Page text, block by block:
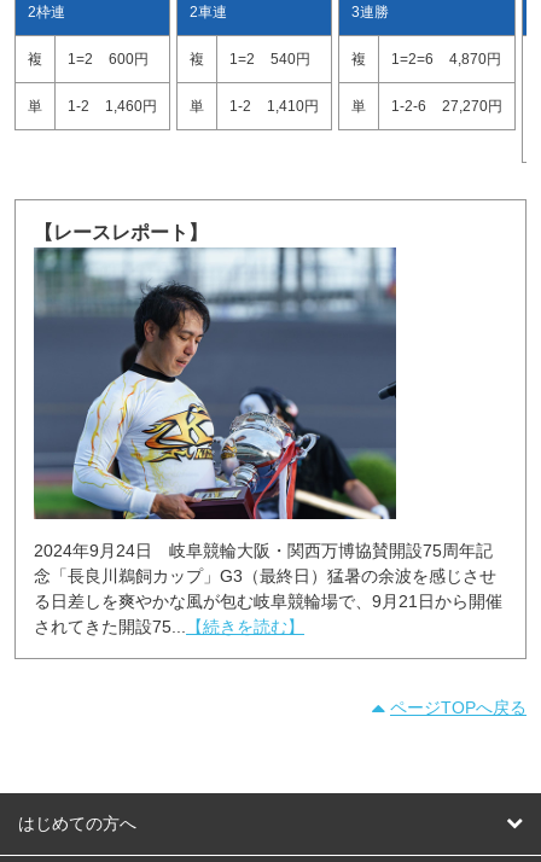
2枠連
複 1=2 600円
単 1-2 1,460円
2車連
複 1=2 540円
単 1-2 1,410円
3連勝
複 1=2=6 4,870円
単 1-2-6 27,270円
【レースレポート】
2024年9月24日 岐阜競輪大阪・関西万博協賛開設75周年記
念「長良川鵜飼カップ」G3（最終日）猛暑の余波を感じさせ
る日差しを爽やかな風が包む岐阜競輪場で、9月21日から開催
されてきた開設75...
【続きを読む】
ページTOPへ戻る
はじめての方へ